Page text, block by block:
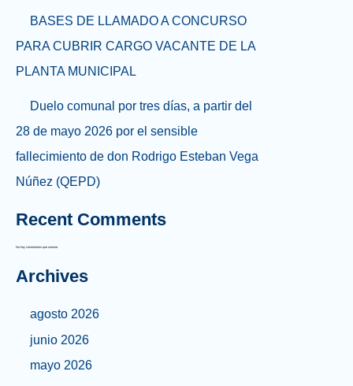
BASES DE LLAMADO A CONCURSO
PARA CUBRIR CARGO VACANTE DE LA
PLANTA MUNICIPAL
Duelo comunal por tres días, a partir del
28 de mayo 2026 por el sensible
fallecimiento de don Rodrigo Esteban Vega
Núñez (QEPD)
Recent Comments
No hay comentarios que mostrar.
Archives
agosto 2026
junio 2026
mayo 2026